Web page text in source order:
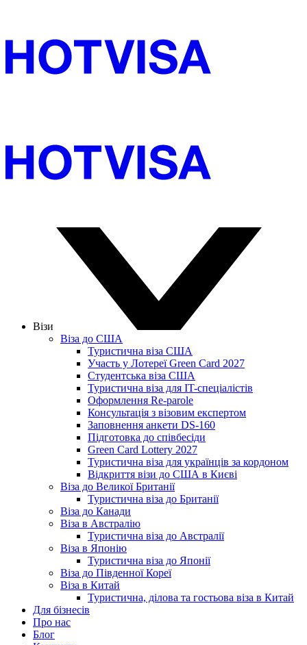
Візи
Віза до США
Туристична віза США
Участь у Лотереї Green Card 2027
Студентська віза США
Туристична віза для IT-спеціалістів
Оформлення Re-parole
Консультація з візовим експертом
Заповнення анкети DS-160
Підготовка до співбесіди
Green Card Lottery 2027
Туристична віза для українців за кордоном
Відкриття візи до США в Києві
Віза до Великої Британії
Туристична віза до Британії
Віза до Канади
Віза в Австралію
Туристична віза до Австралії
Віза в Японію
Туристична віза до Японії
Віза до Південної Кореї
Віза в Китай
Туристична, ділова та гостьова віза в Китай
Для бізнесів
Про нас
Блог